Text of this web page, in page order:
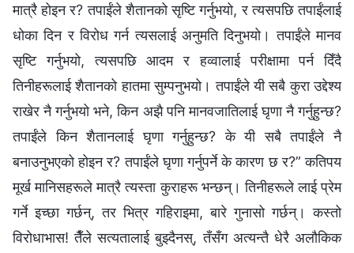
मात्रै होइन र? तपाईंले शैतानको सृष्टि गर्नुभयो, र त्यसपछि तपाईंलाई
धोका दिन र विरोध गर्न त्यसलाई अनुमति दिनुभयो। तपाईंले मानव
सृष्टि गर्नुभयो, त्यसपछि आदम र हव्‍वालाई परीक्षामा पर्न दिँदै
तिनीहरूलाई शैतानको हातमा सुम्‍पनुभयो। तपाईंले यी सबै कुरा उद्देश्य
राखेर नै गर्नुभयो भने, किन अझै पनि मानवजातिलाई घृणा नै गर्नुहुन्छ?
तपाईंले किन शैतानलाई घृणा गर्नुहुन्छ? के यी सबै तपाईंले नै
बनाउनुभएको होइन र? तपाईंले घृणा गर्नुपर्ने के कारण छ र?” कतिपय
मूर्ख मानिसहरूले मात्रै त्यस्ता कुराहरू भन्छन्। तिनीहरूले लाई प्रेम
गर्ने इच्‍छा गर्छन्, तर भित्र गहिराइमा, बारे गुनासो गर्छन्। कस्तो
विरोधाभास! तैँले सत्यतालाई बुझ्दैनस्, तँसँग अत्यन्तै धेरै अलौकिक